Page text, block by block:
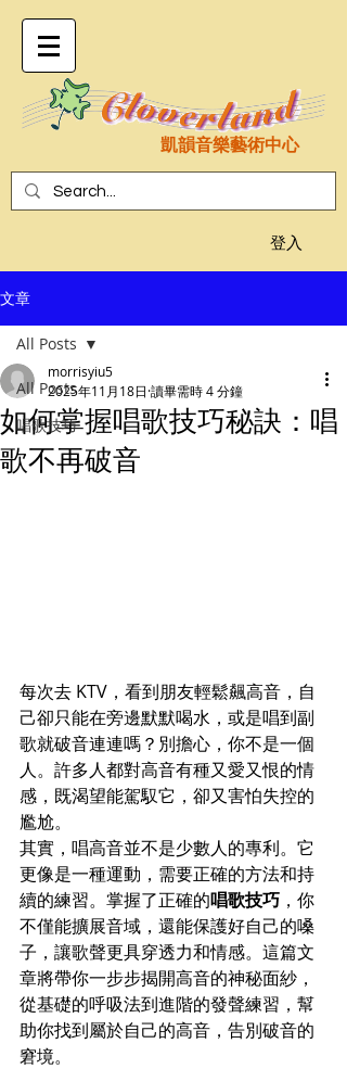
凱韻音樂藝術中心
登入
文章
All Posts
唱歌技巧
All Posts
如何掌握唱歌技巧秘訣：唱
歌不再破音
morrisyiu5
2025年11月18日 讀畢需時 4 分鐘
每次去 KTV，看到朋友輕鬆飆高音，自
己卻只能在旁邊默默喝水，或是唱到副
歌就破音連連嗎？別擔心，你不是一個
人。許多人都對高音有種又愛又恨的情
感，既渴望能駕馭它，卻又害怕失控的
尷尬。
其實，唱高音並不是少數人的專利。它
更像是一種運動，需要正確的方法和持
續的練習。掌握了正確的唱歌技巧 ，你
不僅能擴展音域，還能保護好自己的嗓
子，讓歌聲更具穿透力和情感。這篇文
章將帶你一步步揭開高音的神秘面紗，
從基礎的呼吸法到進階的發聲練習，幫
助你找到屬於自己的高音，告別破音的
窘境。